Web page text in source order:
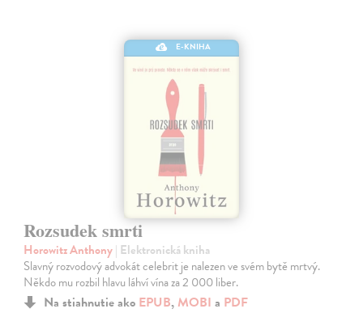
E-KNIHA
Rozsudek smrti
Horowitz Anthony| Elektronická kniha
Slavný rozvodový advokát celebrit je nalezen ve svém bytě mrtvý.
Někdo mu rozbil hlavu láhví vína za 2 000 liber.
Na stiahnutie ako EPUB, MOBI a PDF